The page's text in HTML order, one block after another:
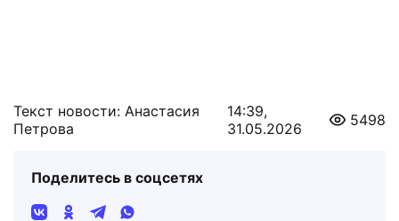
Текст новости: Анастасия
Петрова
14:39,
31.05.2026
5498
Поделитесь в соцсетях